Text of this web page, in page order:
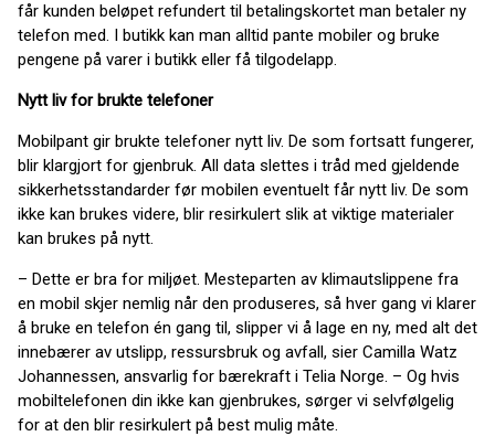
får kunden beløpet refundert til betalingskortet man betaler ny
telefon med. I butikk kan man alltid pante mobiler og bruke
pengene på varer i butikk eller få tilgodelapp.
Nytt liv for brukte telefoner
Mobilpant gir brukte telefoner nytt liv. De som fortsatt fungerer,
blir klargjort for gjenbruk. All data slettes i tråd med gjeldende
sikkerhetsstandarder før mobilen eventuelt får nytt liv. De som
ikke kan brukes videre, blir resirkulert slik at viktige materialer
kan brukes på nytt.
– Dette er bra for miljøet. Mesteparten av klimautslippene fra
en mobil skjer nemlig når den produseres, så hver gang vi klarer
å bruke en telefon én gang til, slipper vi å lage en ny, med alt det
innebærer av utslipp, ressursbruk og avfall, sier Camilla Watz
Johannessen, ansvarlig for bærekraft i Telia Norge. – Og hvis
mobiltelefonen din ikke kan gjenbrukes, sørger vi selvfølgelig
for at den blir resirkulert på best mulig måte.